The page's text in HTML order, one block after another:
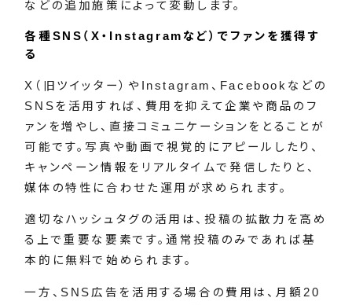
などの追加施策によって変動します。
各種SNS（X・Instagramなど）でファンを獲得す
る
X（旧ツイッター）やInstagram、Facebookなどの
SNSを活用すれば、費用を抑えて企業や商品のフ
ァンを増やし、直接コミュニケーションをとることが
可能です。写真や動画で視覚的にアピールしたり、
キャンペーン情報をリアルタイムで発信したりと、
媒体の特性に合わせた運用が求められます。
適切なハッシュタグの活用は、投稿の拡散力を高め
る上で重要な要素です。通常投稿のみであれば基
本的に無料で始められます。
一方、SNS広告を活用する場合の費用は、月額20